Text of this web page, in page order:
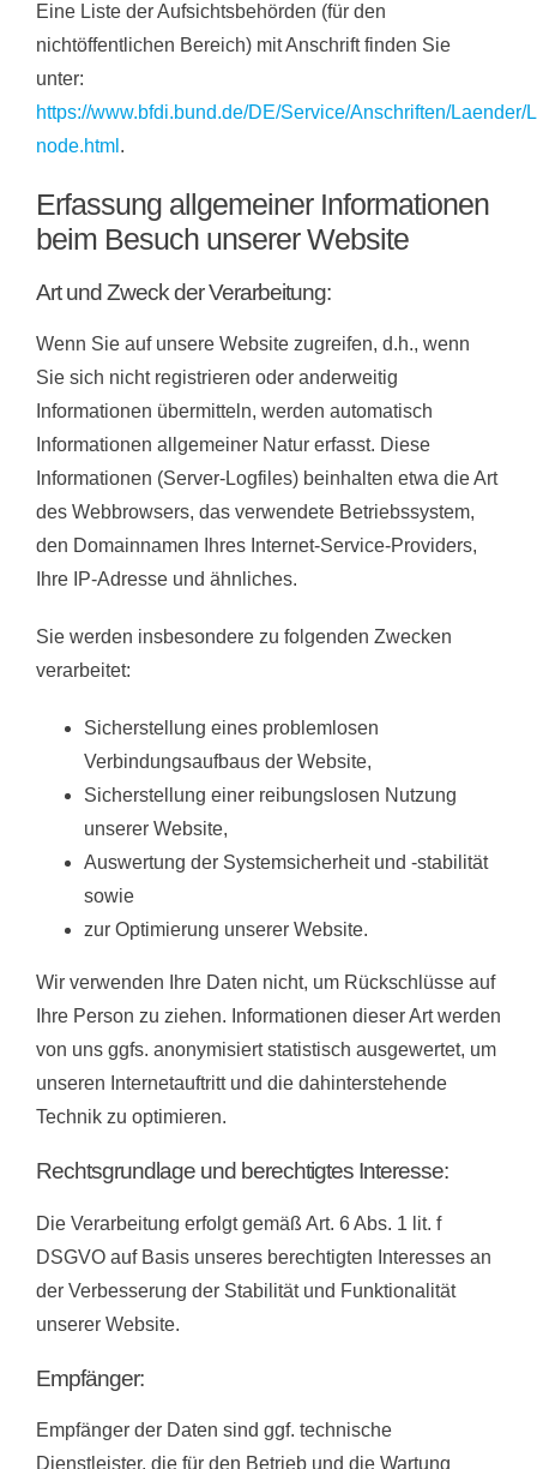
Eine Liste der Aufsichtsbehörden (für den
nichtöffentlichen Bereich) mit Anschrift finden Sie
unter:
https://www.bfdi.bund.de/DE/Service/Anschriften/Laender/
node.html .
Erfassung allgemeiner Informationen
beim Besuch unserer Website
Art und Zweck der Verarbeitung:
Wenn Sie auf unsere Website zugreifen, d.h., wenn
Sie sich nicht registrieren oder anderweitig
Informationen übermitteln, werden automatisch
Informationen allgemeiner Natur erfasst. Diese
Informationen (Server-Logfiles) beinhalten etwa die Art
des Webbrowsers, das verwendete Betriebssystem,
den Domainnamen Ihres Internet-Service-Providers,
Ihre IP-Adresse und ähnliches.
Sie werden insbesondere zu folgenden Zwecken
verarbeitet:
Sicherstellung eines problemlosen
Verbindungsaufbaus der Website,
Sicherstellung einer reibungslosen Nutzung
unserer Website,
Auswertung der Systemsicherheit und -stabilität
sowie
zur Optimierung unserer Website.
Wir verwenden Ihre Daten nicht, um Rückschlüsse auf
Ihre Person zu ziehen. Informationen dieser Art werden
von uns ggfs. anonymisiert statistisch ausgewertet, um
unseren Internetauftritt und die dahinterstehende
Technik zu optimieren.
Rechtsgrundlage und berechtigtes Interesse:
Die Verarbeitung erfolgt gemäß Art. 6 Abs. 1 lit. f
DSGVO auf Basis unseres berechtigten Interesses an
der Verbesserung der Stabilität und Funktionalität
unserer Website.
Empfänger:
Empfänger der Daten sind ggf. technische
Dienstleister, die für den Betrieb und die Wartung